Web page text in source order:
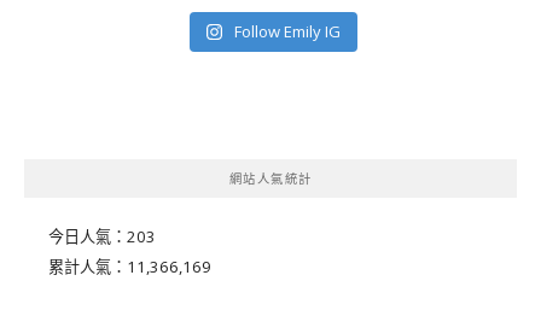
Follow Emily IG
網站人氣統計
今日人氣： 203
累計人氣： 11,366,169